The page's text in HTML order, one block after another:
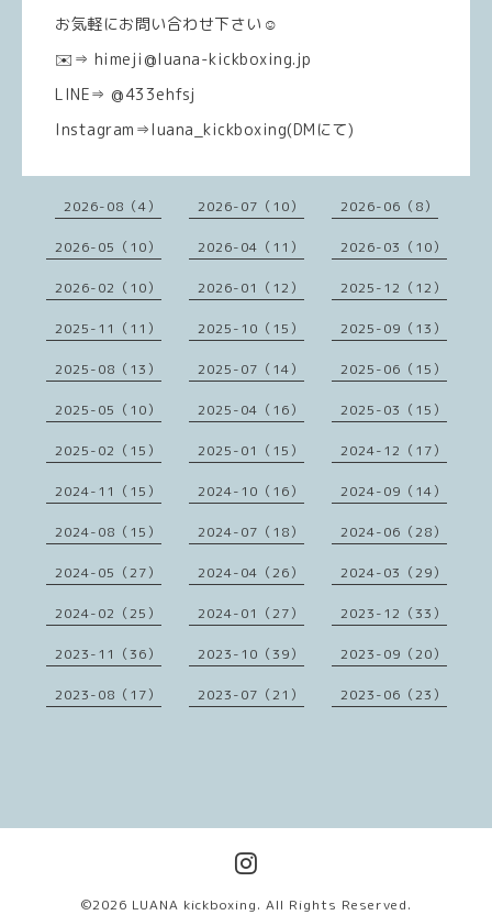
お気軽にお問い合わせ下さい☺️
✉️⇒ himeji@luana-kickboxing.jp
LINE⇒ @433ehfsj
Instagram⇒luana_kickboxing(DMにて)
2026-08（4） 2026-07（10） 2026-06（8）
2026-05（10） 2026-04（11） 2026-03（10）
2026-02（10） 2026-01（12） 2025-12（12）
2025-11（11） 2025-10（15） 2025-09（13）
2025-08（13） 2025-07（14） 2025-06（15）
2025-05（10） 2025-04（16） 2025-03（15）
2025-02（15） 2025-01（15） 2024-12（17）
2024-11（15） 2024-10（16） 2024-09（14）
2024-08（15） 2024-07（18） 2024-06（28）
2024-05（27） 2024-04（26） 2024-03（29）
2024-02（25） 2024-01（27） 2023-12（33）
2023-11（36） 2023-10（39） 2023-09（20）
2023-08（17） 2023-07（21） 2023-06（23）
©2026 LUANA kickboxing. All Rights Reserved.